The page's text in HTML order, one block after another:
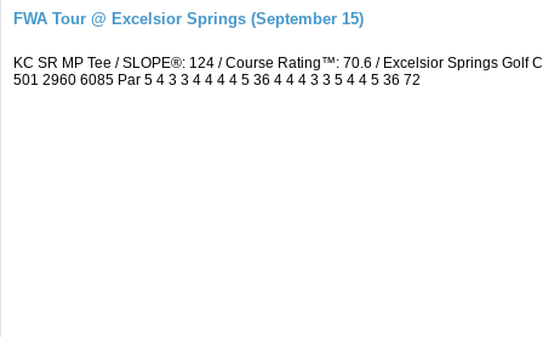
FWA Tour @ Excelsior Springs (September 15)
KC SR MP Tee / SLOPE®: 124 / Course Rating™: 70.6 / Excelsior Springs
501 2960 6085 Par 5 4 3 3 4 4 4 4 5 36 4 4 4 3 3 5 4 4 5 36 72